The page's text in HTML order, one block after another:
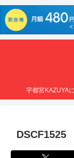
宇都宮KAZUYA
DSCF1525